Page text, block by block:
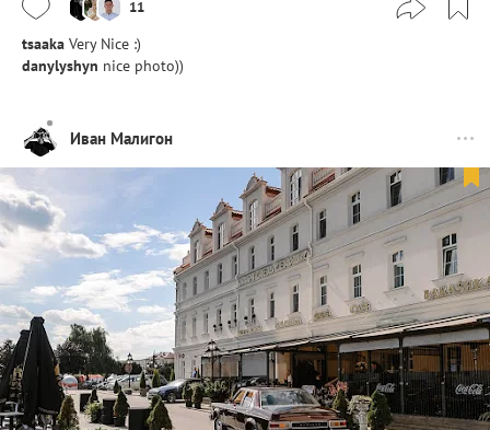
11
tsaaka Very Nice :)
danylyshyn nice photo))
Иван Малигон